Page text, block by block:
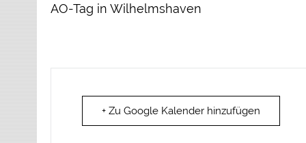
AO-Tag in Wilhelmshaven
+ Zu Google Kalender hinzufügen